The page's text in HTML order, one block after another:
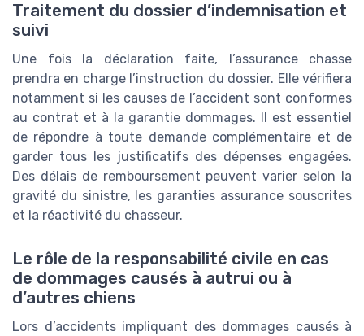
Traitement du dossier d’indemnisation et
suivi
Une fois la déclaration faite, l’assurance chasse
prendra en charge l’instruction du dossier. Elle vérifiera
notamment si les causes de l’accident sont conformes
au contrat et à la garantie dommages. Il est essentiel
de répondre à toute demande complémentaire et de
garder tous les justificatifs des dépenses engagées.
Des délais de remboursement peuvent varier selon la
gravité du sinistre, les garanties assurance souscrites
et la réactivité du chasseur.
Le rôle de la responsabilité civile en cas
de dommages causés à autrui ou à
d’autres chiens
Lors d’accidents impliquant des dommages causés à